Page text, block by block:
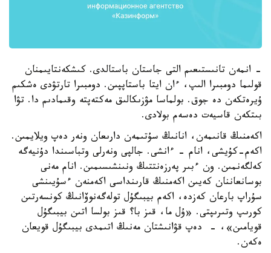
- انمەن تانىستىعىم التى جاستان باستالدى. كىشكەنتايىمنان
قولىما دومبىرا الىپ، ءان ايتا باستاپپىن. دومبىرا تارتۋدى ەشكىم
ۇيرەتكەن دە جوق. بولماسا مۋزىكالىق مەكتەپتە وقىمادىم دا. تۋا
بىتكەن قاسيەت دەسەم بولادى.
اكەمنىڭ قانىمەن، انانىڭ سۇتىمەن دارىعان ونەر دەپ ويلايمىن.
اكەم-كۇيشى، انام - ءانشى. جالپى ونەرلى وتباسىندا دۇنيەگە
كەلگەنمىن. ون ءبىر پەرزەنتتىڭ ونىنشىسىمىن. انام مەنى
بوسانعاننان كەيىن اكەمنىڭ قارىنداسى اكەمنەن ءسۇيىنشى
سۇراپ بارعان كەزدە، اكەم بيبىگۇل تولەگەنوۆانىڭ كونسەرتىن
كورىپ وتىرىپتى. «ۇل ما، قىز با؟ قىز بولسا اتىن بيبىگۇل
قويامىن»، - دەپ قۋانىشتان مەنىڭ اتىمدى بيبىگۇل قويعان
ەكەن.